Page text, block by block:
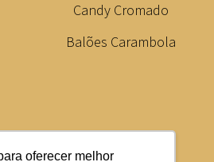
oferecer melhor
Candy Cromado
Balões Carambola